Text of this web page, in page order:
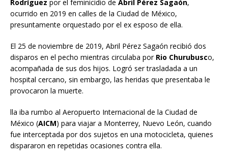
Rodríguez por el feminicidio de Abril Pérez Sagaón,
ocurrido en 2019 en calles de la Ciudad de México,
presuntamente orquestado por el ex esposo de ella.
El 25 de noviembre de 2019, Abril Pérez Sagaón recibió dos
disparos en el pecho mientras circulaba por Rio Churubusco,
acompañada de sus dos hijos. Logró ser trasladada a un
hospital cercano, sin embargo, las heridas que presentaba le
provocaron la muerte.
lla iba rumbo al Aeropuerto Internacional de la Ciudad de
México (AICM) para viajar a Monterrey, Nuevo León, cuando
fue interceptada por dos sujetos en una motocicleta, quienes
dispararon en repetidas ocasiones contra ella.